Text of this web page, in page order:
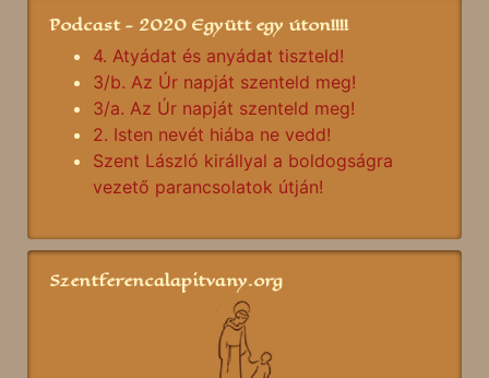
Podcast - 2020 Együtt egy úton!!!!
4. Atyádat és anyádat tiszteld!
3/b. Az Úr napját szenteld meg!
3/a. Az Úr napját szenteld meg!
2. Isten nevét hiába ne vedd!
Szent László királlyal a boldogságra
vezető parancsolatok útján!
Szentferencalapitvany.org